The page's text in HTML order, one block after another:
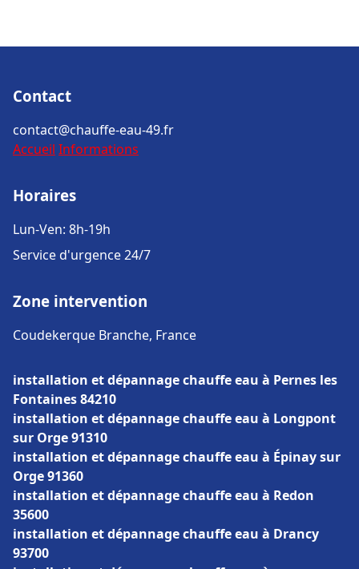
Contact
contact@chauffe-eau-49.fr
Accueil Informations
Horaires
Lun-Ven: 8h-19h
Service d'urgence 24/7
Zone intervention
Coudekerque Branche, France
installation et dépannage chauffe eau à Pernes les
Fontaines 84210
installation et dépannage chauffe eau à Longpont
sur Orge 91310
installation et dépannage chauffe eau à Épinay sur
Orge 91360
installation et dépannage chauffe eau à Redon
35600
installation et dépannage chauffe eau à Drancy
93700